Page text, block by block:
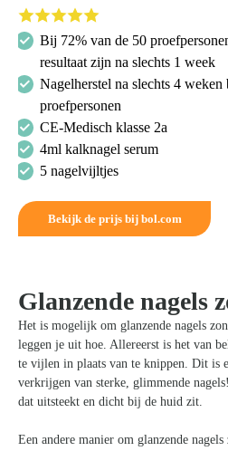
Bij 72% van de 50
resultaat zijn na slechts 1 week
Nagelherstel na slechts 4
proefpersonen
CE-Medisch klasse 2a
4ml kalknagel serum
5 nagelvijltjes
Bekijk de prijs bij bol.com
Glanzende nagels
Het is mogelijk om glanzende nagels
leggen je uit hoe. Allereerst is het van
te vijlen in plaats van te knippen. Dit is
verkrijgen van sterke, glimmende
dat uitsteekt en dicht bij de huid zit.
Een andere manier om glanzende